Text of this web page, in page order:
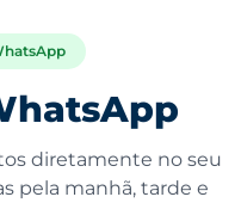
diretamente no seu
pela manhã, tarde e